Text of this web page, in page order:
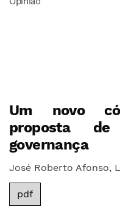
Um novo
proposta
governança
José Roberto Afonso,
pdf